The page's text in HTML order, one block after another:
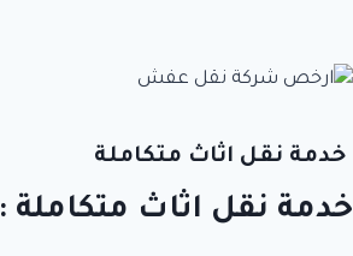
خدمة نقل اثاث متكاملة
خدمة نقل اثاث متكاملة :